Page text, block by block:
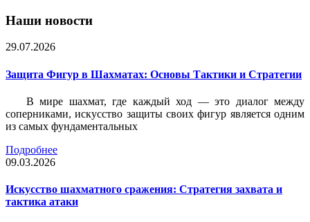
Наши новости
29.07.2026
Защита Фигур в Шахматах: Основы Тактики и Стратегии
В мире шахмат, где каждый ход — это диалог между
соперниками, искусство защиты своих фигур является одним
из самых фундаментальных
Подробнее
09.03.2026
Искусство шахматного сражения: Стратегия захвата и
тактика атаки